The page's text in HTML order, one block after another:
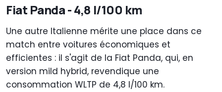
Fiat Panda - 4,8 l/100 km
Une autre Italienne mérite une place dans ce
match entre voitures économiques et
efficientes : il s'agit de la Fiat Panda, qui, en
version mild hybrid, revendique une
consommation WLTP de 4,8 l/100 km.